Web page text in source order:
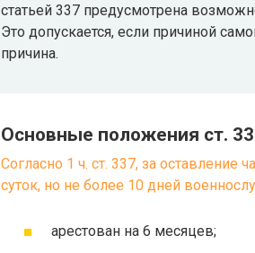
статьей 337 предусмотрена
Это допускается, если причиной
причина.
Основные положения ст.
Согласно 1 ч. ст. 337, за
суток, но не более 10 дней
арестован на 6 месяцев;